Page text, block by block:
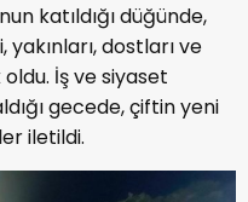
katıldığı düğünde,
dostları ve
İş ve siyaset
gecede, çiftin yeni
iletildi.